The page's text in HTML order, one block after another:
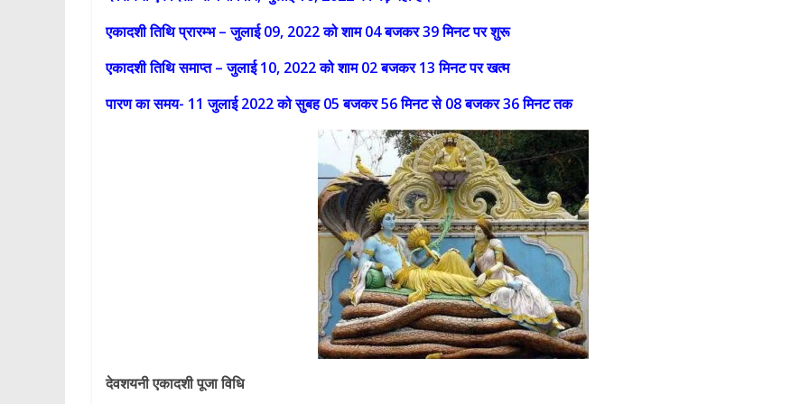
एकादशी तिथि प्रारम्भ – जुलाई 09, 2022 को शाम 04 बजकर 39 मिनट पर शुरू
एकादशी तिथि समाप्त – जुलाई 10, 2022 को शाम 02 बजकर 13 मिनट पर खत्म
पारण का समय- 11 जुलाई 2022 को सुबह 05 बजकर 56 मिनट से 08 बजकर 36 मिनट तक
देवशयनी एकादशी पूजा विधि